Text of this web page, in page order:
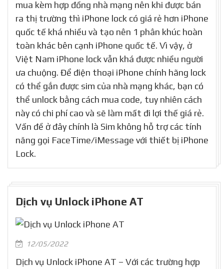
mua kèm hợp đồng nhà mạng nên khi được bán
ra thị trường thì iPhone lock có giá rẻ hơn iPhone
quốc tế khá nhiều và tạo nên 1 phân khúc hoàn
toàn khác bên cạnh iPhone quốc tế. Vì vậy, ở
Việt Nam iPhone lock vẫn khá được nhiều người
ưa chuộng. Để điện thoại iPhone chính hãng lock
có thể gắn được sim của nhà mạng khác, bạn có
thể unlock bằng cách mua code, tuy nhiên cách
này có chi phí cao và sẽ làm mất đi lợi thế giá rẻ.
Vấn đề ở đây chính là Sim không hỗ trợ các tính
năng gọi FaceTime/iMessage với thiết bị iPhone
Lock.
Dịch vụ Unlock iPhone AT
12/05/2022
Dịch vụ Unlock iPhone AT – Với các trường hợp